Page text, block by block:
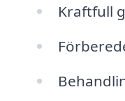
Kraftfull